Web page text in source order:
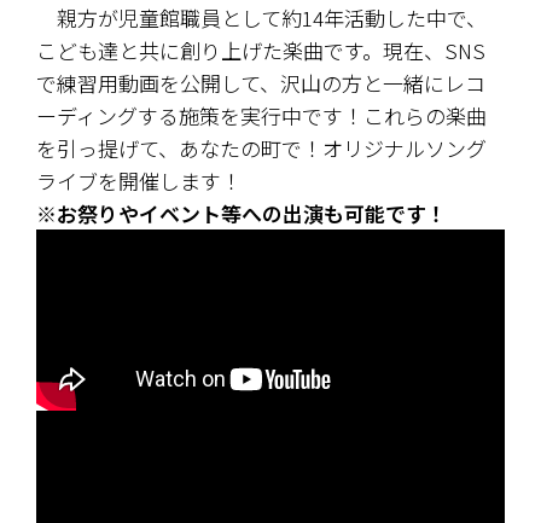
親方が児童館職員として約14年活動した中で、
こども達と共に創り上げた楽曲です。現在、SNS
で練習用動画を公開して、沢山の方と一緒にレコ
ーディングする施策を実行中です！これらの楽曲
を引っ提げて、あなたの町で！オリジナルソング
ライブを開催します！
※お祭りやイベント等への出演も可能です！